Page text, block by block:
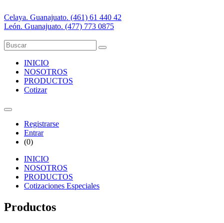
Celaya. Guanajuato. (461) 61 440 42
León. Guanajuato. (477) 773 0875
INICIO
NOSOTROS
PRODUCTOS
Cotizar
Registrarse
Entrar
(0)
INICIO
NOSOTROS
PRODUCTOS
Cotizaciones Especiales
Productos